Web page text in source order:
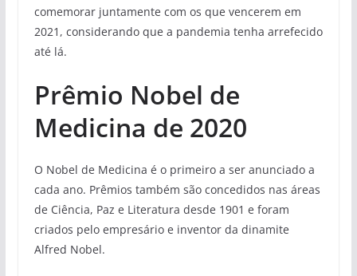
comemorar juntamente com os que vencerem em
2021, considerando que a pandemia tenha arrefecido
até lá.
Prêmio Nobel de
Medicina de 2020
O Nobel de Medicina é o primeiro a ser anunciado a
cada ano. Prêmios também são concedidos nas áreas
de Ciência, Paz e Literatura desde 1901 e foram
criados pelo empresário e inventor da dinamite
Alfred Nobel.